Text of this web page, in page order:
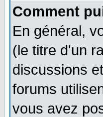
Comment
En général,
(le titre d'un
discussions
forums
vous avez